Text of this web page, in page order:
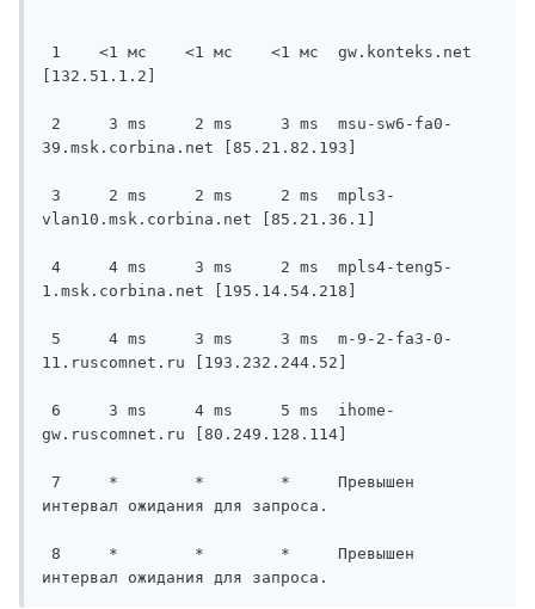
1    <1 мс    <1 мс    <1 мс  gw.konteks.net
[132.51.1.2]
2     3 ms     2 ms     3 ms  msu-sw6-fa0-
39.msk.corbina.net [85.21.82.193]
3     2 ms     2 ms     2 ms  mpls3-
vlan10.msk.corbina.net [85.21.36.1]
4     4 ms     3 ms     2 ms  mpls4-teng5-
1.msk.corbina.net [195.14.54.218]
5     4 ms     3 ms     3 ms  m-9-2-fa3-0-
11.ruscomnet.ru [193.232.244.52]
6     3 ms     4 ms     5 ms  ihome-
gw.ruscomnet.ru [80.249.128.114]
7     *        *        *     Превышен
интервал ожидания для запроса.
8     *        *        *     Превышен
интервал ожидания для запроса.